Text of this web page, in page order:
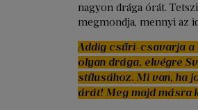
nagyon drága órát.
megmondja, mennyi az
Addig csűri-csavarja a
olyan drága, elvégre
stílusához. Mi van, ha
árát! Meg majd másra